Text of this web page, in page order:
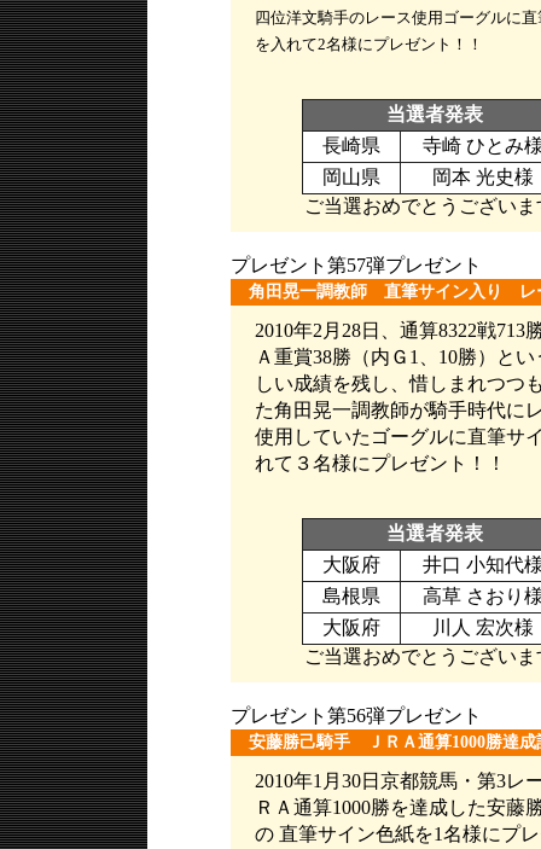
四位洋文騎手のレース使用ゴーグルに
を入れて2名様にプレゼント！！
当選者発表
長崎県
寺崎 ひとみ
岡山県
岡本 光史様
ご当選おめでとうございま
プレゼント第57弾プレゼント
角田晃一調教師 直筆サイン入り レ
2010年2月28日、通算8322戦713
Ａ重賞38勝（内Ｇ1、10勝）と
しい成績を残し、惜しまれつつ
た角田晃一調教師が騎手時代に
使用していたゴーグルに直筆サ
れて３名様にプレゼント！！
当選者発表
大阪府
井口 小知代
島根県
高草 さおり
大阪府
川人 宏次様
ご当選おめでとうございま
プレゼント第56弾プレゼント
安藤勝己騎手 ＪＲＡ通算1000勝達
2010年1月30日京都競馬・第3レ
ＲＡ通算1000勝を達成した安藤
の 直筆サイン色紙を1名様にプ